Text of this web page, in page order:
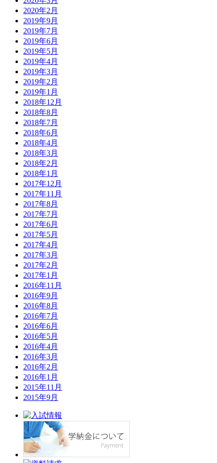
2020年2月
2019年9月
2019年7月
2019年6月
2019年5月
2019年4月
2019年3月
2019年2月
2019年1月
2018年12月
2018年8月
2018年7月
2018年6月
2018年4月
2018年3月
2018年2月
2018年1月
2017年12月
2017年11月
2017年8月
2017年7月
2017年6月
2017年5月
2017年4月
2017年3月
2017年2月
2017年1月
2016年11月
2016年9月
2016年8月
2016年7月
2016年6月
2016年5月
2016年4月
2016年3月
2016年2月
2016年1月
2015年11月
2015年9月